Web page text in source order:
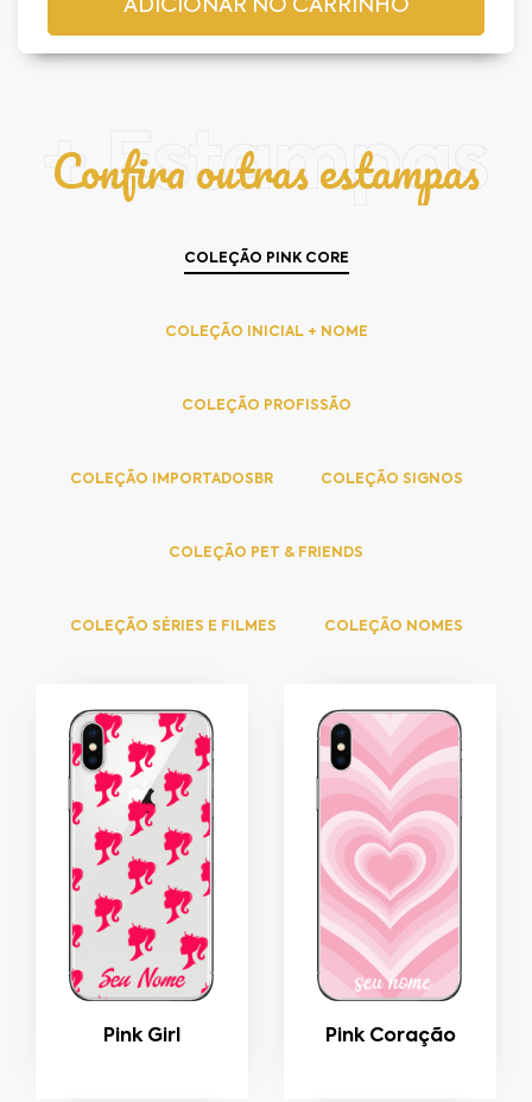
Confira outras estampas
+ Estampas
COLEÇÃO PINK CORE
COLEÇÃO INICIAL + NOME
COLEÇÃO PROFISSÃO
COLEÇÃO IMPORTADOSBR COLEÇÃO SIGNOS
COLEÇÃO PET & FRIENDS
COLEÇÃO SÉRIES E FILMES COLEÇÃO NOMES
Pink Girl Pink Coração